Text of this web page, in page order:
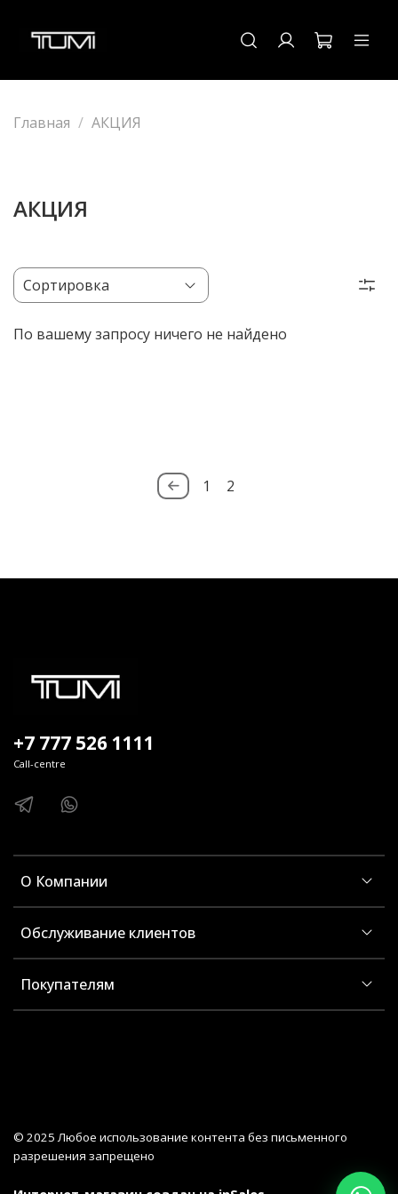
Главная АКЦИЯ
АКЦИЯ
По вашему запросу ничего не найдено
1 2
О Компании
Обслуживание клиентов
Покупателям
+7 777 526 1111
Call-centre
© 2025 Любое использование контента без письменного
разрешения запрещено